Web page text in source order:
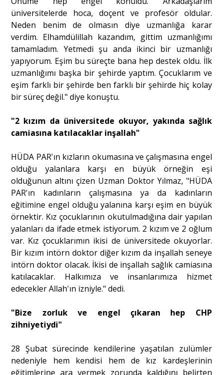
üniversitelerde hoca, doçent ve profesör oldular.
Neden benim de olmasın diye uzmanlığa karar
verdim. Elhamdülillah kazandım, gittim uzmanlığımı
tamamladım. Yetmedi şu anda ikinci bir uzmanlığı
yapıyorum. Eşim bu süreçte bana hep destek oldu. İlk
uzmanlığımı başka bir şehirde yaptım. Çocuklarım ve
eşim farklı bir şehirde ben farklı bir şehirde hiç kolay
bir süreç değil." diye konuştu.
"2 kızım da üniversitede okuyor, yakında sağlık
camiasına katılacaklar inşallah"
HÜDA PAR'ın kızların okumasına ve çalışmasına engel
olduğu yalanlara karşı en büyük örneğin eşi
olduğunun altını çizen Uzman Doktor Yılmaz, "HÜDA
PAR'ın kadınların çalışmasına ya da kadınların
eğitimine engel olduğu yalanına karşı eşim en büyük
örnektir. Kız çocuklarının okutulmadığına dair yapılan
yalanları da ifade etmek istiyorum. 2 kızım ve 2 oğlum
var. Kız çocuklarımın ikisi de üniversitede okuyorlar.
Bir kızım intörn doktor diğer kızım da inşallah seneye
intörn doktor olacak. İkisi de inşallah sağlık camiasına
katılacaklar. Halkımıza ve insanlarımıza hizmet
edecekler Allah'ın izniyle." dedi.
"Bize zorluk ve engel çıkaran hep CHP
zihniyetiydi"
28 Şubat sürecinde kendilerine yaşatılan zulümler
nedeniyle hem kendisi hem de kız kardeşlerinin
eğitimlerine ara vermek zorunda kaldığını belirten